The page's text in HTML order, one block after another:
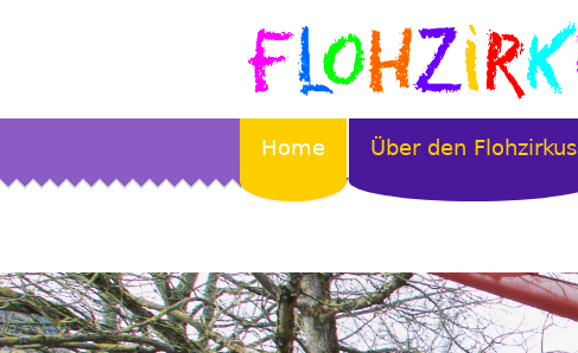
Home Über den Flohzirkus